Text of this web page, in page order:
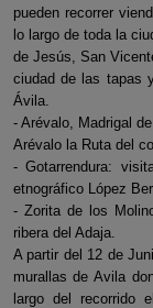
pueden recorrer
lo largo de toda la
de Jesús, San
ciudad de las tapas
Ávila.
- Arévalo, Madrigal
Arévalo la Ruta del
- Gotarrendura:
etnográfico López
- Zorita de los
ribera del Adaja.
A partir del 12 de
murallas de Avila
largo del recorrido